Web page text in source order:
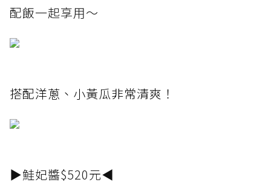
配飯一起享用～
搭配洋蔥、小黃瓜非常清爽！
▶鮭妃醬$520元◀